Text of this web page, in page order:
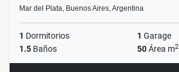
Mar del Plata, Buenos Aires, Argentina
1 Dormitorios 1 Garage
1.5 Baños 50Área m2